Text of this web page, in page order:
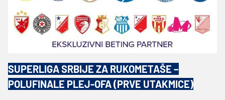
SUPERLIGA SRBIJE ZA RUKOMETAŠE –
POLUFINALE PLEJ-OFA (PRVE UTAKMICE)